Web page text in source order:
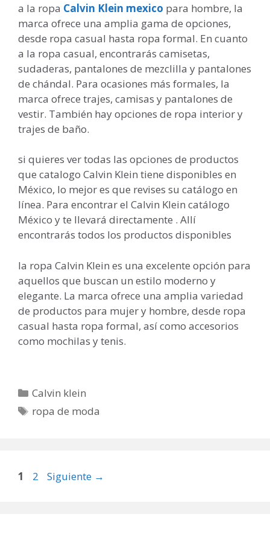
a la ropa Calvin Klein mexico para hombre, la
marca ofrece una amplia gama de opciones,
desde ropa casual hasta ropa formal. En cuanto
a la ropa casual, encontrarás camisetas,
sudaderas, pantalones de mezclilla y pantalones
de chándal. Para ocasiones más formales, la
marca ofrece trajes, camisas y pantalones de
vestir. También hay opciones de ropa interior y
trajes de baño.
si quieres ver todas las opciones de productos
que catalogo Calvin Klein tiene disponibles en
México, lo mejor es que revises su catálogo en
línea. Para encontrar el Calvin Klein catálogo
México y te llevará directamente . Allí
encontrarás todos los productos disponibles
la ropa Calvin Klein es una excelente opción para
aquellos que buscan un estilo moderno y
elegante. La marca ofrece una amplia variedad
de productos para mujer y hombre, desde ropa
casual hasta ropa formal, así como accesorios
como mochilas y tenis.
Categorías
Calvin klein
Etiquetas
ropa de moda
Página
1 Página
2 Siguiente →